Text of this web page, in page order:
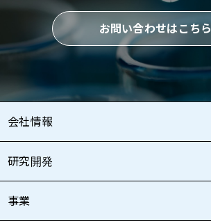
お問い合わせはこちら
会社情報
研究開発
事業